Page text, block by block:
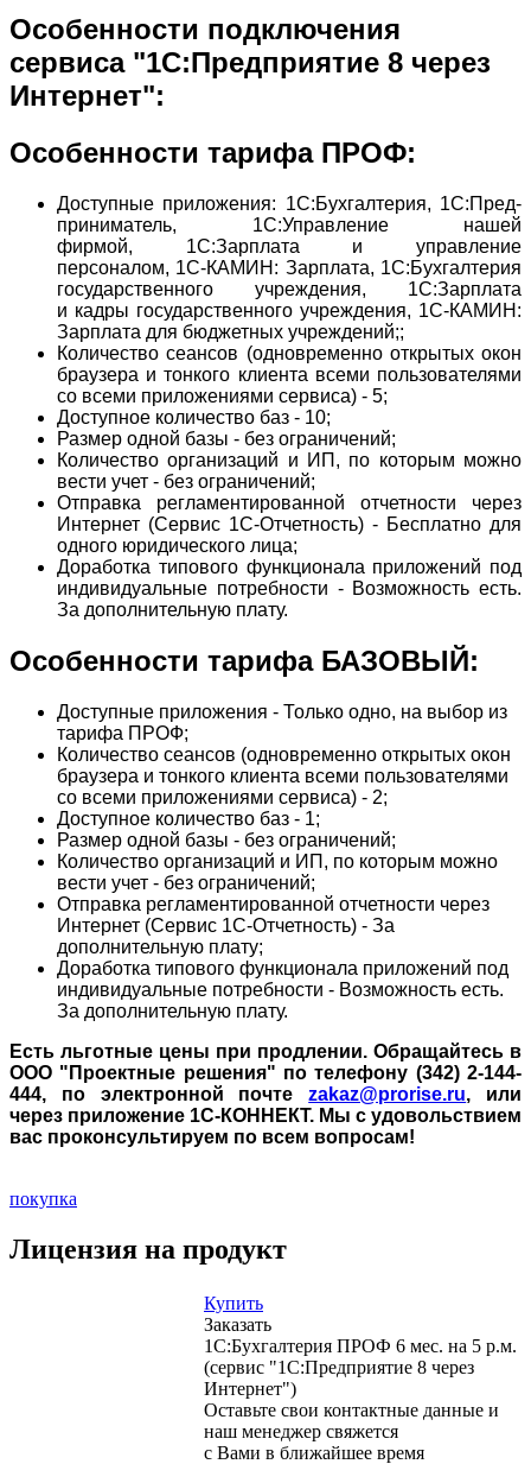
Особенности подключения
сервиса "1С:Предприятие 8 через
Интернет":
Особенности тарифа ПРОФ:
Доступные приложения: 1C:Бухгалтерия, 1С:Пред­
приниматель, 1С:Управление нашей
фирмой, 1С:Зарплата и управление
персоналом, 1С-КАМИН: Зарплата, 1С:Бухгалтерия
государственного учреждения, 1С:Зарплата
и кадры государственного учреждения, 1С-КАМИН:
Зарплата для бюджетных учреждений;;
Количество сеансов (одновременно открытых окон
браузера и тонкого клиента всеми пользователями
со всеми приложениями сервиса) - 5;
Доступное количество баз - 10;
Размер одной базы - без ограничений;
Количество организаций и ИП, по которым можно
вести учет - без ограничений;
Отправка регламентированной отчетности через
Интернет (Сервис 1С-Отчетность) - Бесплатно для
одного юридического лица;
Доработка типового функционала приложений под
индивидуальные потребности - Возможность есть.
За дополнительную плату.
Особенности тарифа БАЗОВЫЙ:
Доступные приложения - Только одно, на выбор из
тарифа ПРОФ;
Количество сеансов (одновременно открытых окон
браузера и тонкого клиента всеми пользователями
со всеми приложениями сервиса) - 2;
Доступное количество баз - 1;
Размер одной базы - без ограничений;
Количество организаций и ИП, по которым можно
вести учет - без ограничений;
Отправка регламентированной отчетности через
Интернет (Сервис 1С-Отчетность) - За
дополнительную плату;
Доработка типового функционала приложений под
индивидуальные потребности - Возможность есть.
За дополнительную плату.
Есть льготные цены при продлении. Обращайтесь в
ООО "Проектные решения" по телефону (342) 2-144-
444, по электронной почтеzakaz@prorise.ru, или
через приложение 1С-КОННЕКТ. Мы с удовольствием
вас проконсультируем по всем вопросам!
покупка
Лицензия на продукт
Купить
Заказать
1С:Бухгалтерия ПРОФ 6 мес. на 5 р.м.
(сервис "1С:Предприятие 8 через
Интернет")
Оставьте свои контактные данные и
наш менеджер свяжется
с Вами в ближайшее время